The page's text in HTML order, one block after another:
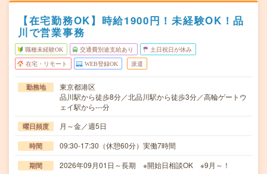
【在宅勤務OK】時給1900円！未経験OK！品
川で営業事務
職種未経験OK 交通費別途支給あり 土日祝日が休み
在宅・リモート WEB登録OK 派遣
勤務地
東京都港区
品川駅から徒歩8分／北品川駅から徒歩3分／高輪ゲートウ
ェイ駅から---分
曜日頻度 月～金／週5日
時間 09:30-17:30（休憩60分）実働7時間
期間 2026年09月01日～長期 ※開始日相談OK ※9月～！